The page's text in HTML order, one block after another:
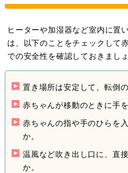
ヒーターや加湿器など室内に置
は、以下のことをチェックして
での安全性を確認しておきましょ
置き場所は安定して、転倒
赤ちゃんが移動のときに手を
赤ちゃんの指や手のひらを
か。
温風など吹き出し口に、直
か。